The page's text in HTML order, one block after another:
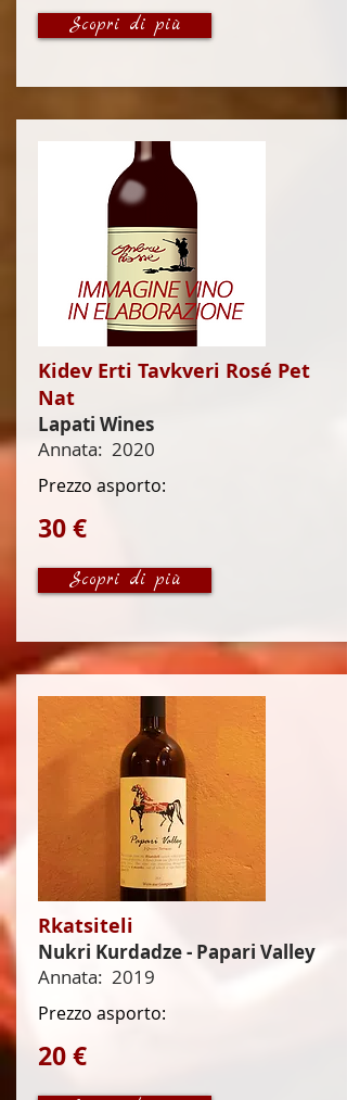
Scopri di più
Kidev Erti Tavkveri Rosé Pet
Nat
Lapati Wines
Annata: 2020
Prezzo asporto:
30 €
Scopri di più
Rkatsiteli
Nukri Kurdadze - Papari Valley
Annata: 2019
Prezzo asporto:
20 €